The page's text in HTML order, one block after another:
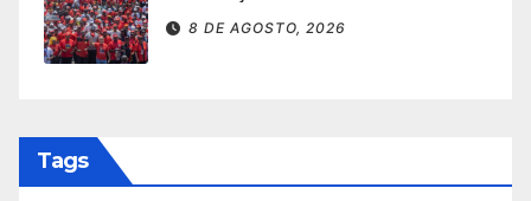
8 DE AGOSTO, 2026
Tags